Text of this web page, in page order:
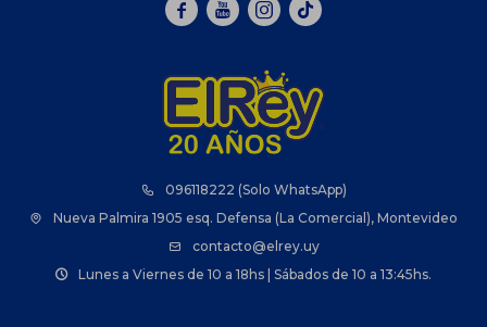
096118222 (Solo WhatsApp)
Nueva Palmira 1905 esq. Defensa (La Comercial), Montevideo
contacto@elrey.uy
Lunes a Viernes de 10 a 18hs | Sábados de 10 a 13:45hs.
  